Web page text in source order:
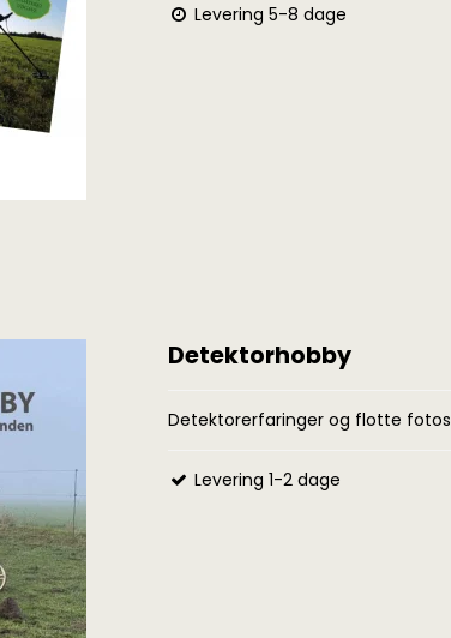
Levering 5-8 dage
Detektorhobby
Detektorerfaringer og flotte fotos
Levering 1-2 dage